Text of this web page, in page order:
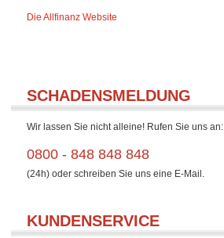
Die Allfinanz Website
SCHADENSMELDUNG
Wir lassen Sie nicht alleine! Rufen Sie uns an:
0800 - 848 848 848
(24h) oder schreiben Sie uns eine E-Mail.
KUNDENSERVICE